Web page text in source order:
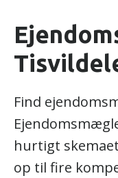
Find
hurtigt
op til fire